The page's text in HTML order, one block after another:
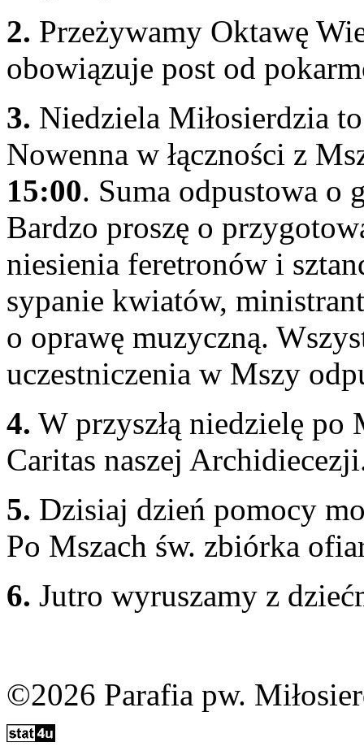
2. Przeżywamy Oktawę
obowiązuje post od
3. Niedziela Miłosierdzia
Nowenna w łączności z
15:00. Suma odpustowa o
Bardzo proszę o
niesienia feretronów i
sypanie kwiatów,
o oprawę muzyczną.
uczestniczenia w Mszy
4. W przyszłą niedzielę po
Caritas naszej
5. Dzisiaj dzień pomocy
Po Mszach św. zbiórka
6. Jutro wyruszamy z
©2026 Parafia pw.